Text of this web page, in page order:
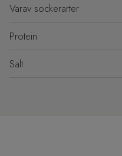
Varav sockerarter
Protein
Salt